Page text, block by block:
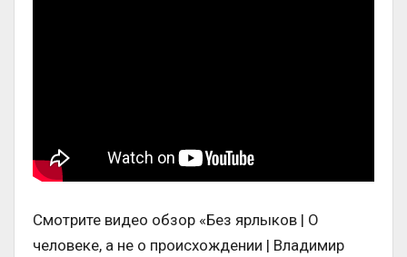
Смотрите видео обзор «Без ярлыков | О
человеке, а не о происхождении | Владимир